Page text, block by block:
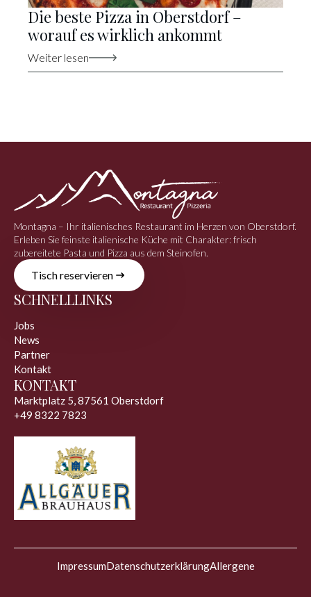
Die beste Pizza in Oberstdorf –
worauf es wirklich ankommt
Weiter lesen
Montagna – Ihr italienisches Restaurant im Herzen von Oberstdorf.
Erleben Sie feinste italienische Küche mit Charakter: frisch
zubereitete Pasta und Pizza aus dem Steinofen.
Tisch reservieren
SCHNELLLINKS
Jobs
News
Partner
Kontakt
KONTAKT
Marktplatz 5, 87561 Oberstdorf
+49 8322 7823
ImpressumDatenschutzerklärungAllergene